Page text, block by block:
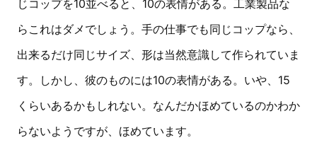
じコップを10並べると、10の表情がある。工業製品な
らこれはダメでしょう。手の仕事でも同じコップなら、
出来るだけ同じサイズ、形は当然意識して作られていま
す。しかし、彼のものには10の表情がある。いや、15
くらいあるかもしれない。なんだかほめているのかわか
らないようですが、ほめています。